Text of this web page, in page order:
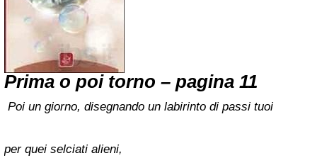
Prima o poi torno – pagina 11
Poi un giorno, disegnando un labirinto di passi tuoi
per quei selciati alieni,